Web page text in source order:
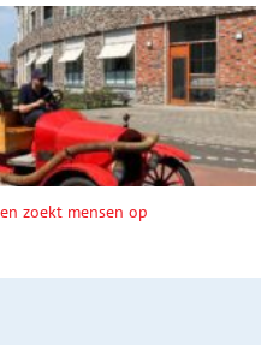
zoekt mensen op